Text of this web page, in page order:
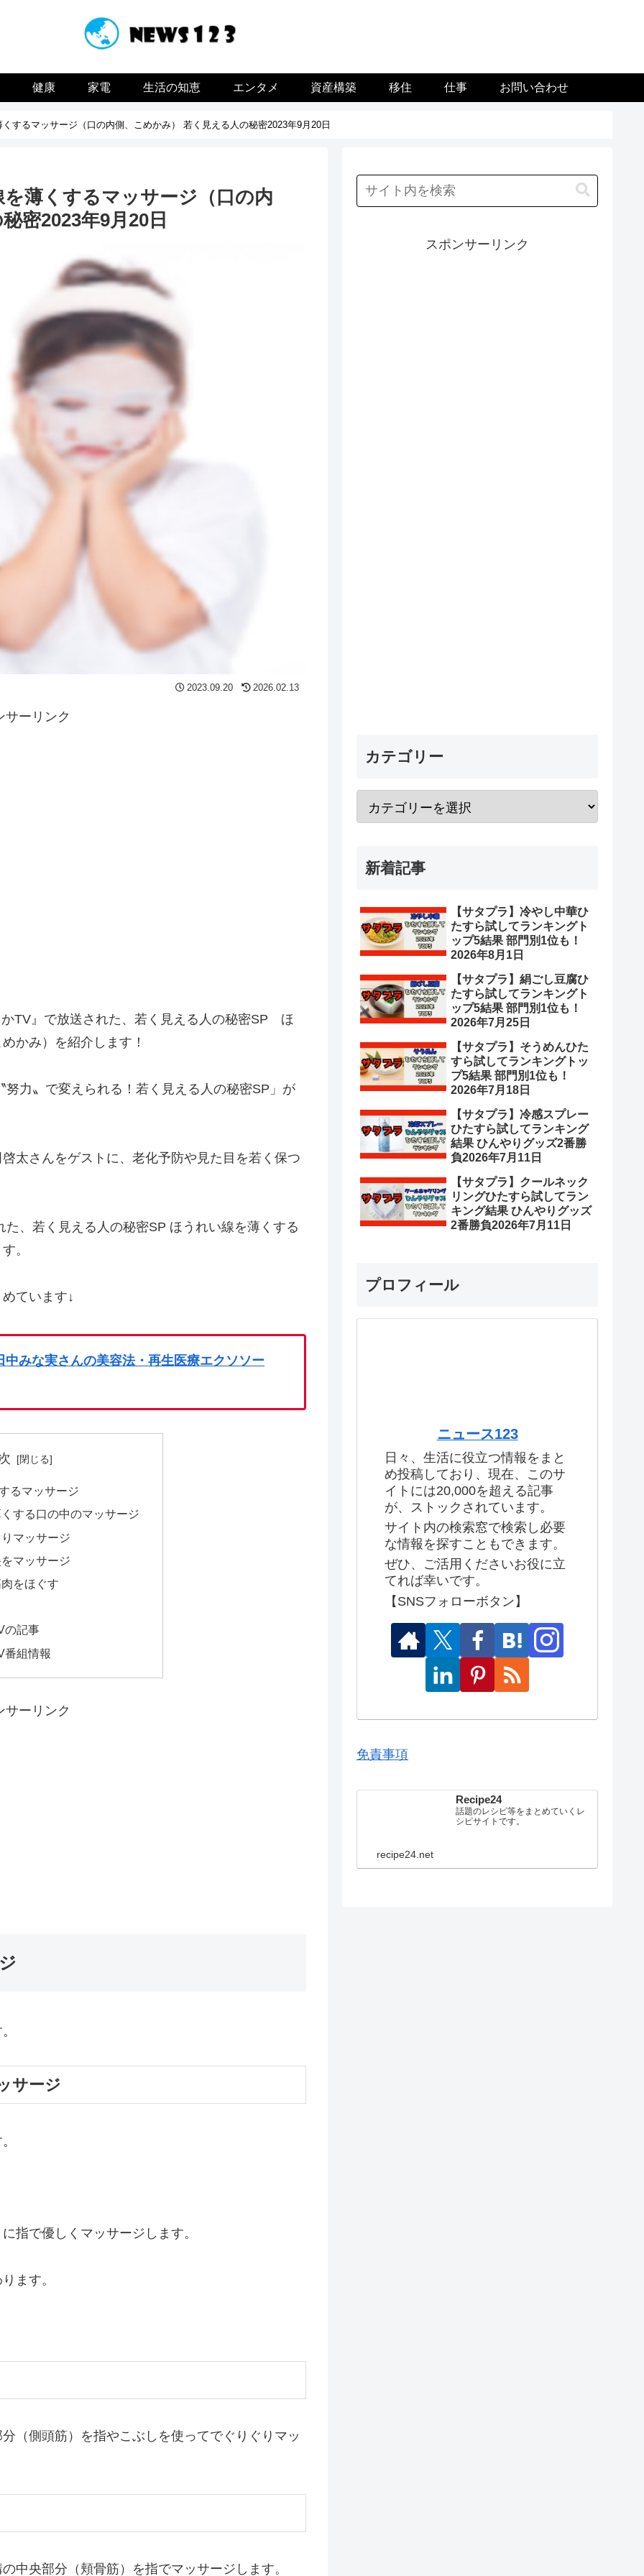
健康 家電 生活の知恵 エンタメ 資産構築 移住 仕事 お問い合わせ
するマッサージ（口の内側、こめかみ） 若く見える人の秘密2023年9月20日
薄くするマッサージ（口の内
密2023年9月20日
2023.09.20 2026.02.13
サーリンク
TV』で放送された、若く見える人の秘密SP ほ
かみ）を紹介します！
力〟で変えられる！若く見える人の秘密SP」が
太さんをゲストに、老化予防や見た目を若く保つ
、若く見える人の秘密SP ほうれい線を薄くする
。
ています↓
みな実さんの美容法・再生医療エクソソー
るマッサージ
する口の中のマッサージ
マッサージ
マッサージ
をほぐす
の記事
番組情報
サーリンク
サージ
指で優しくマッサージします。
ます。
（側頭筋）を指やこぶしを使ってでぐりぐりマッ
中央部分（頬骨筋）を指でマッサージします。
スポンサーリンク
カテゴリー
新着記事
【サタプラ】冷やし中華ひ
たすら試してランキングト
ップ5結果 部門別1位も！
2026年8月1日
【サタプラ】絹ごし豆腐ひ
たすら試してランキングト
ップ5結果 部門別1位も！
2026年7月25日
【サタプラ】そうめんひた
すら試してランキングトッ
プ5結果 部門別1位も！
2026年7月18日
【サタプラ】冷感スプレー
ひたすら試してランキング
結果 ひんやりグッズ2番勝
負2026年7月11日
【サタプラ】クールネック
リングひたすら試してラン
キング結果 ひんやりグッズ
2番勝負2026年7月11日
プロフィール
ニュース123
日々、生活に役立つ情報をまと
め投稿しており、現在、このサ
イトには20,000を超える記事
が、ストックされています。
サイト内の検索窓で検索し必要
な情報を探すこともできます。
ぜひ、ご活用くださいお役に立
てれば幸いです。
【SNSフォローボタン】
免責事項
Recipe24
話題のレシピ等をまとめていくレ
シピサイトです。
recipe24.net